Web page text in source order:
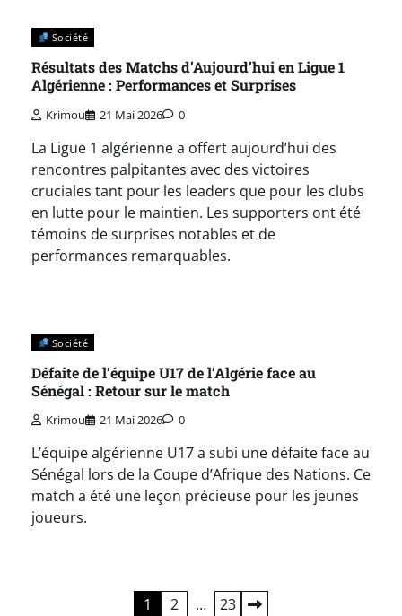
Société
Résultats des Matchs d’Aujourd’hui en Ligue 1
Algérienne : Performances et Surprises
Krimou 21 Mai 2026 0
La Ligue 1 algérienne a offert aujourd’hui des
rencontres palpitantes avec des victoires
cruciales tant pour les leaders que pour les clubs
en lutte pour le maintien. Les supporters ont été
témoins de surprises notables et de
performances remarquables.
Société
Défaite de l’équipe U17 de l’Algérie face au
Sénégal : Retour sur le match
Krimou 21 Mai 2026 0
L’équipe algérienne U17 a subi une défaite face au
Sénégal lors de la Coupe d’Afrique des Nations. Ce
match a été une leçon précieuse pour les jeunes
joueurs.
1 2 … 23